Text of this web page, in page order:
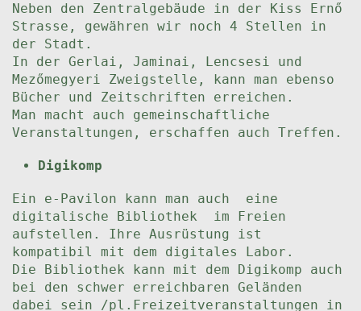
Neben den Zentralgebäude in der Kiss Ernő
Strasse, gewähren wir noch 4 Stellen in
der Stadt.
In der Gerlai, Jaminai, Lencsesi und
Mezőmegyeri Zweigstelle, kann man ebenso
Bücher und Zeitschriften erreichen.
Man macht auch gemeinschaftliche
Veranstaltungen, erschaffen auch Treffen.
Digikomp
Ein e-Pavilon kann man auch eine
digitalische Bibliothek im Freien
aufstellen. Ihre Ausrüstung ist
kompatibil mit dem digitales Labor.
Die Bibliothek kann mit dem Digikomp auch
bei den schwer erreichbaren Geländen
dabei sein /pl.Freizeitveranstaltungen in